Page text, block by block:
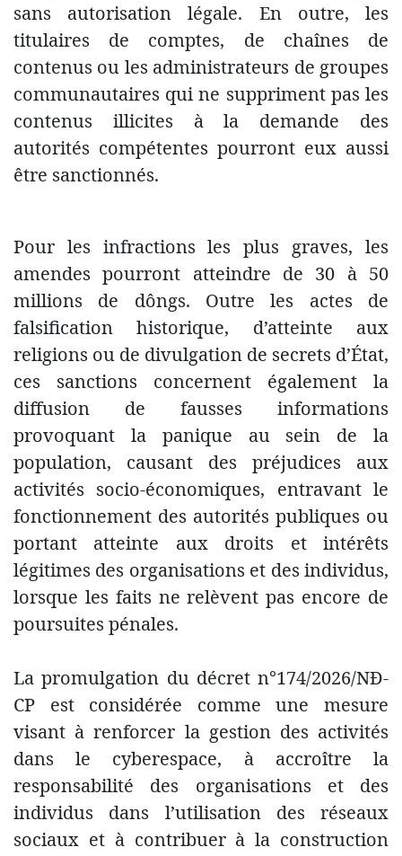
sans autorisation légale. En outre, les
titulaires de comptes, de chaînes de
contenus ou les administrateurs de groupes
communautaires qui ne suppriment pas les
contenus illicites à la demande des
autorités compétentes pourront eux aussi
être sanctionnés.
Pour les infractions les plus graves, les
amendes pourront atteindre de 30 à 50
millions de dôngs. Outre les actes de
falsification historique, d’atteinte aux
religions ou de divulgation de secrets d’État,
ces sanctions concernent également la
diffusion de fausses informations
provoquant la panique au sein de la
population, causant des préjudices aux
activités socio-économiques, entravant le
fonctionnement des autorités publiques ou
portant atteinte aux droits et intérêts
légitimes des organisations et des individus,
lorsque les faits ne relèvent pas encore de
poursuites pénales.
La promulgation du décret n°174/2026/NĐ-
CP est considérée comme une mesure
visant à renforcer la gestion des activités
dans le cyberespace, à accroître la
responsabilité des organisations et des
individus dans l’utilisation des réseaux
sociaux et à contribuer à la construction